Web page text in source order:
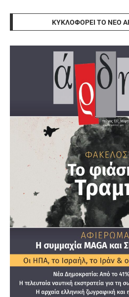
ΚΥΚΛΟΦΟΡΕΊ ΤΟ ΝΈΟ